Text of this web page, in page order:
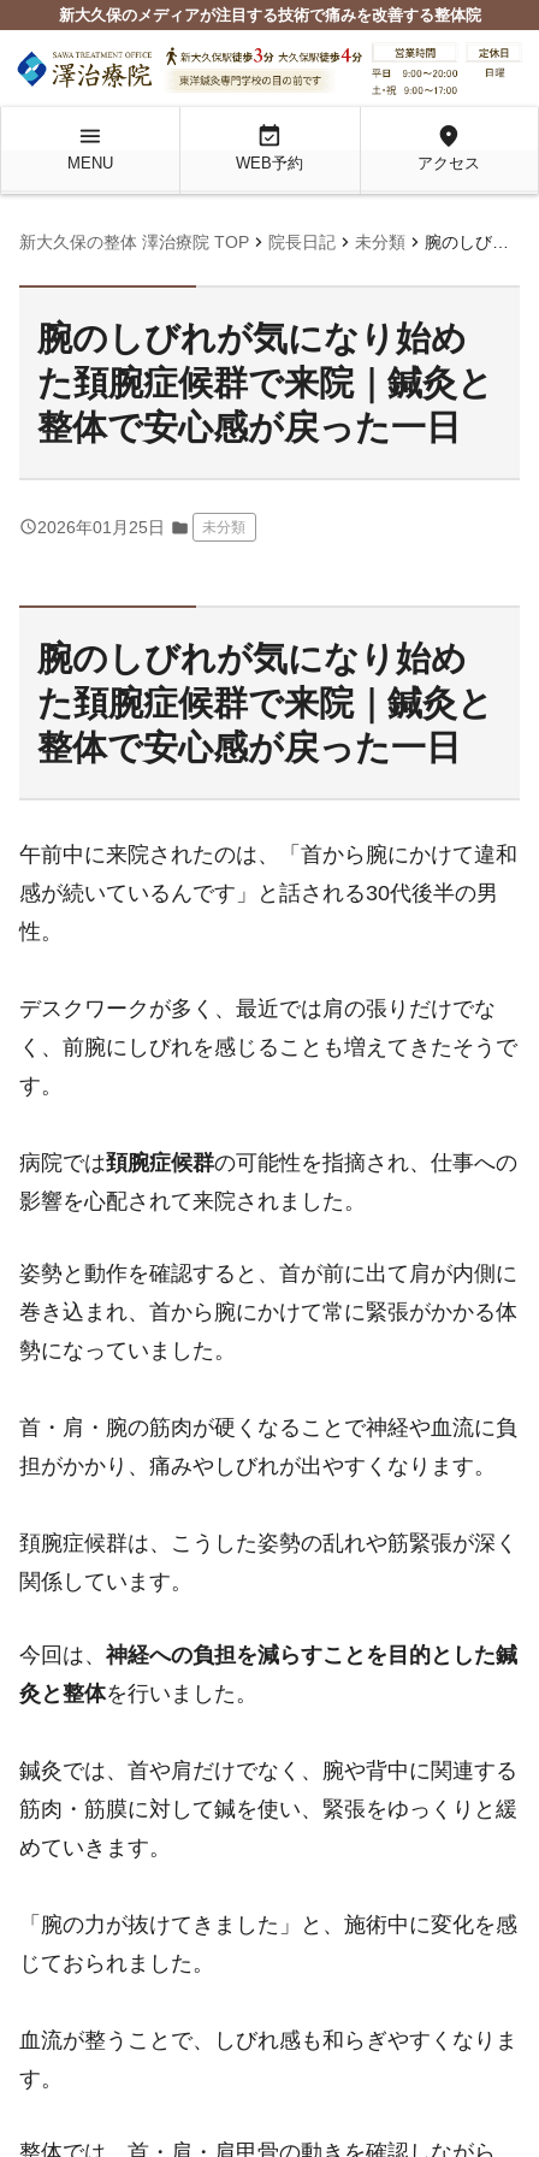
新大久保のメディアが注目する技術で痛みを改善する整体院
menu
MENU
event_available
WEB予約
location_on
アクセス
新大久保の整体 澤治療院 TOP chevron_right 院長日記 chevron_right 未分類 chevron_right 腕のしびれが気になり始めた頚腕症候群で来院｜鍼灸と整体で安心感が戻った一日
腕のしびれが気になり始め
た頚腕症候群で来院｜鍼灸と
整体で安心感が戻った一日
query_builder2026年01月25日 folder 未分類
腕のしびれが気になり始め
た頚腕症候群で来院｜鍼灸と
整体で安心感が戻った一日
午前中に来院されたのは、「首から腕にかけて違和
感が続いているんです」と話される30代後半の男
性。
デスクワークが多く、最近では肩の張りだけでな
く、前腕にしびれを感じることも増えてきたそうで
す。
病院では頚腕症候群の可能性を指摘され、仕事への
影響を心配されて来院されました。
姿勢と動作を確認すると、首が前に出て肩が内側に
巻き込まれ、首から腕にかけて常に緊張がかかる体
勢になっていました。
首・肩・腕の筋肉が硬くなることで神経や血流に負
担がかかり、痛みやしびれが出やすくなります。
頚腕症候群は、こうした姿勢の乱れや筋緊張が深く
関係しています。
今回は、 神経への負担を減らすことを目的とした鍼
灸と整体を行いました。
鍼灸では、首や肩だけでなく、腕や背中に関連する
筋肉・筋膜に対して鍼を使い、緊張をゆっくりと緩
めていきます。
「腕の力が抜けてきました」と、施術中に変化を感
じておられました。
血流が整うことで、しびれ感も和らぎやすくなりま
す。
整体では、首・肩・肩甲骨の動きを確認しながら、